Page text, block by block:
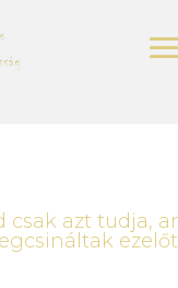
csak azt tudja,